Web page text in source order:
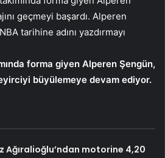
geçmeyi başardı. Alperen
tarihine adını yazdırmayı
forma giyen Alperen Şengün,
büyülemeye devam ediyor.
Ağıralioğlu’ndan motorine 4,20